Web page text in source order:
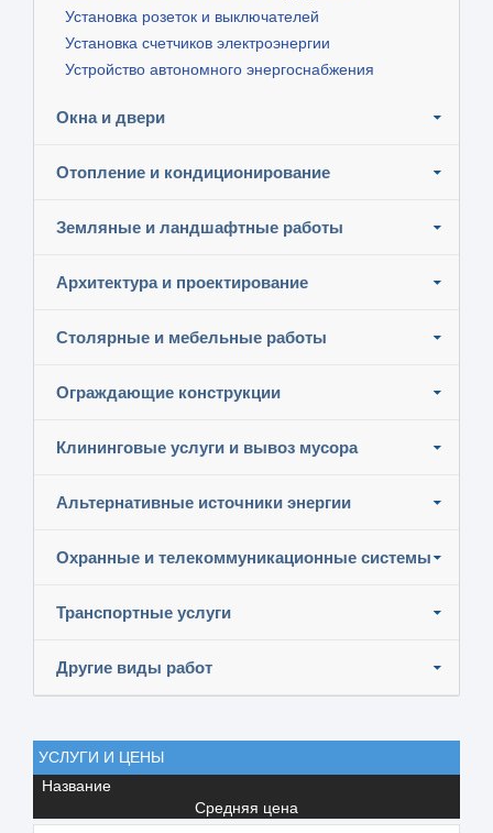
Установка розеток и выключателей
Установка счетчиков электроэнергии
Устройство автономного энергоснабжения
Окна и двери
Отопление и кондиционирование
Земляные и ландшафтные работы
Архитектура и проектирование
Столярные и мебельные работы
Ограждающие конструкции
Клининговые услуги и вывоз мусора
Альтернативные источники энергии
Охранные и телекоммуникационные системы
Транспортные услуги
Другие виды работ
УСЛУГИ И ЦЕНЫ
Название
Средняя цена